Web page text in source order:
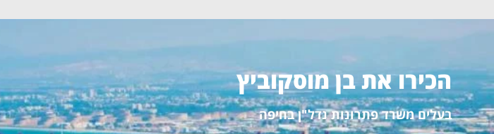
הכירו את בן מוסקוביץ
בעלים משרד פתרונות נדל"ן בחיפה